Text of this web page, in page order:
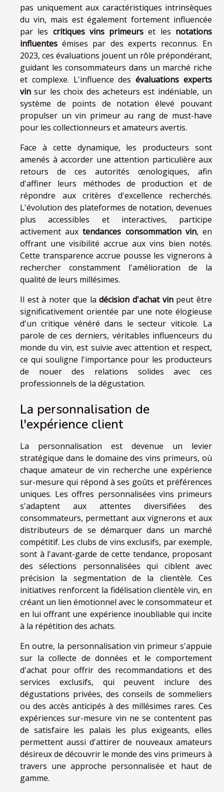
pas uniquement aux caractéristiques intrinsèques
du vin, mais est également fortement influencée
par les critiques vins primeurs et les notations
influentes émises par des experts reconnus. En
2023, ces évaluations jouent un rôle prépondérant,
guidant les consommateurs dans un marché riche
et complexe. L'influence desévaluations experts
vin sur les choix des acheteurs est indéniable, un
système de points de notation élevé pouvant
propulser un vin primeur au rang de must-have
pour les collectionneurs et amateurs avertis.
Face à cette dynamique, les producteurs sont
amenés à accorder une attention particulière aux
retours de ces autorités œnologiques, afin
d'affiner leurs méthodes de production et de
répondre aux critères d'excellence recherchés.
L'évolution des plateformes de notation, devenues
plus accessibles et interactives, participe
activement auxtendances consommation vin, en
offrant une visibilité accrue aux vins bien notés.
Cette transparence accrue pousse les vignerons à
rechercher constamment l'amélioration de la
qualité de leurs millésimes.
Il est à noter que ladécision d'achat vinpeut être
significativement orientée par une note élogieuse
d'un critique vénéré dans le secteur viticole. La
parole de ces derniers, véritables influenceurs du
monde du vin, est suivie avec attention et respect,
ce qui souligne l'importance pour les producteurs
de nouer des relations solides avec ces
professionnels de la dégustation.
La personnalisation de
l'expérience client
La personnalisation est devenue un levier
stratégique dans le domaine des vins primeurs, où
chaque amateur de vin recherche une expérience
sur-mesure qui répond à ses goûts et préférences
uniques. Les offres personnalisées vins primeurs
s'adaptent aux attentes diversifiées des
consommateurs, permettant aux vignerons et aux
distributeurs de se démarquer dans un marché
compétitif. Les clubs de vins exclusifs, par exemple,
sont à l'avant-garde de cette tendance, proposant
des sélections personnalisées qui ciblent avec
précision la segmentation de la clientèle. Ces
initiatives renforcent la fidélisation clientèle vin, en
créant un lien émotionnel avec le consommateur et
en lui offrant une expérience inoubliable qui incite
à la répétition des achats.
En outre, la personnalisation vin primeur s'appuie
sur la collecte de données et le comportement
d'achat pour offrir des recommandations et des
services exclusifs, qui peuvent inclure des
dégustations privées, des conseils de sommeliers
ou des accès anticipés à des millésimes rares. Ces
expériences sur-mesure vin ne se contentent pas
de satisfaire les palais les plus exigeants, elles
permettent aussi d'attirer de nouveaux amateurs
désireux de découvrir le monde des vins primeurs à
travers une approche personnalisée et haut de
gamme.